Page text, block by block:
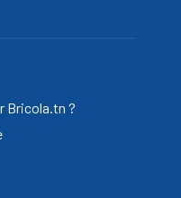
Bricola.tn ?